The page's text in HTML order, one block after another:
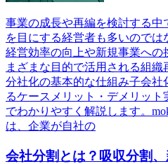
事業の成長や再編を検討する
を目にする経営者も多いのでは
経営効率の向上や新規事業への
まざまな目的で活用される組織
分社化の基本的な仕組み子会
るケースメリット・デメリッ
でわかりやすく解説します。
は、企業が自社の
会社分割とは？吸収分割